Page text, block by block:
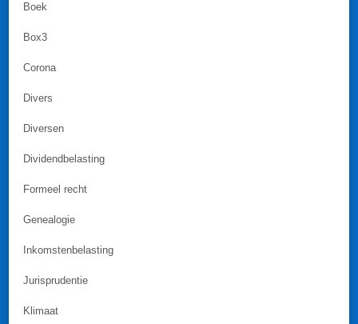
Boek
Box3
Corona
Divers
Diversen
Dividendbelasting
Formeel recht
Genealogie
Inkomstenbelasting
Jurisprudentie
Klimaat